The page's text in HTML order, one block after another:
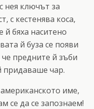
нея ключът за
с кестенява коса,
й бяха наситено
й буза се появи
че предните й зъби
придаваше чар.
име,
се да се запознаем!